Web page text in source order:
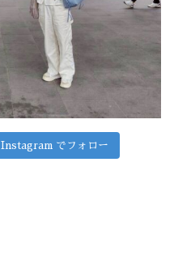
Instagram でフォロー